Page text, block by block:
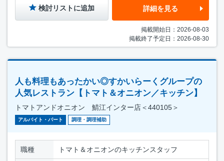
検討リストに追加 詳細を見る
掲載開始日：2026-08-03
掲載終了予定日：2026-08-30
人も料理もあったかい◎すかいらーくグループの
人気レストラン【トマト＆オニオン／キッチン】
トマトアンドオニオン 鯖江インター店＜440105＞
アルバイト・パート 調理・調理補助
職種 トマト＆オニオンのキッチンスタッフ